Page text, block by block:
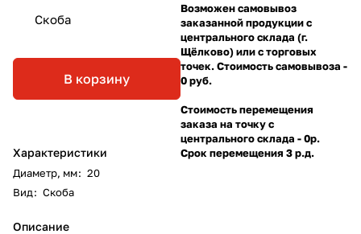
Скоба
В корзину
Характеристики
Диаметр, мм: 20
Вид: Скоба
Описание
Возможен самовывоз
заказанной продукции с
центрального склада (г.
Щёлково) или с торговых
точек. Стоимость самовывоза -
0 руб.
Стоимость перемещения
заказа на точку с
центрального склада - 0р.
Срок перемещения 3 р.д.